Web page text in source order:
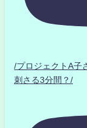
/プロジェクトA
刺さる3分間？/